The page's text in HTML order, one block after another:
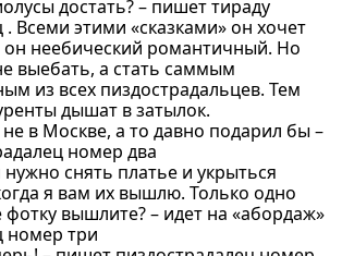
достать? – пишет тираду
. Всеми этими «сказками» он хочет
он неебический романтичный. Но
выебать, а стать саммым
из всех пиздострадальцев. Тем
дышат в затылок.
в Москве, а то давно подарил бы –
номер два
снять платье и укрыться
я вам их вышлю. Только одно
вышлите? – идет на «абордаж»
номер три